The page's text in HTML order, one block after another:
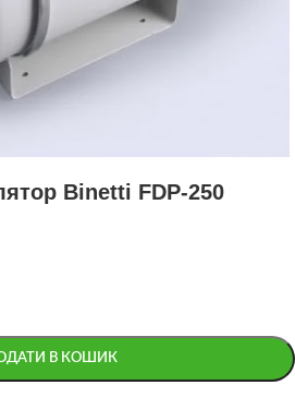
Binetti FDP-250
В КОШИК